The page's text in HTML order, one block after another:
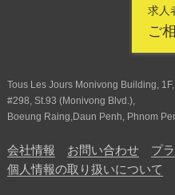
求人
ご
Tous Les Jours Monivong Building, 1F,
#298, St.93 (Monivong Blvd.),
Boeung Raing,Daun Penh, Phnom
会社情報 お問い合わせ
プ
個人情報の取り扱いについて